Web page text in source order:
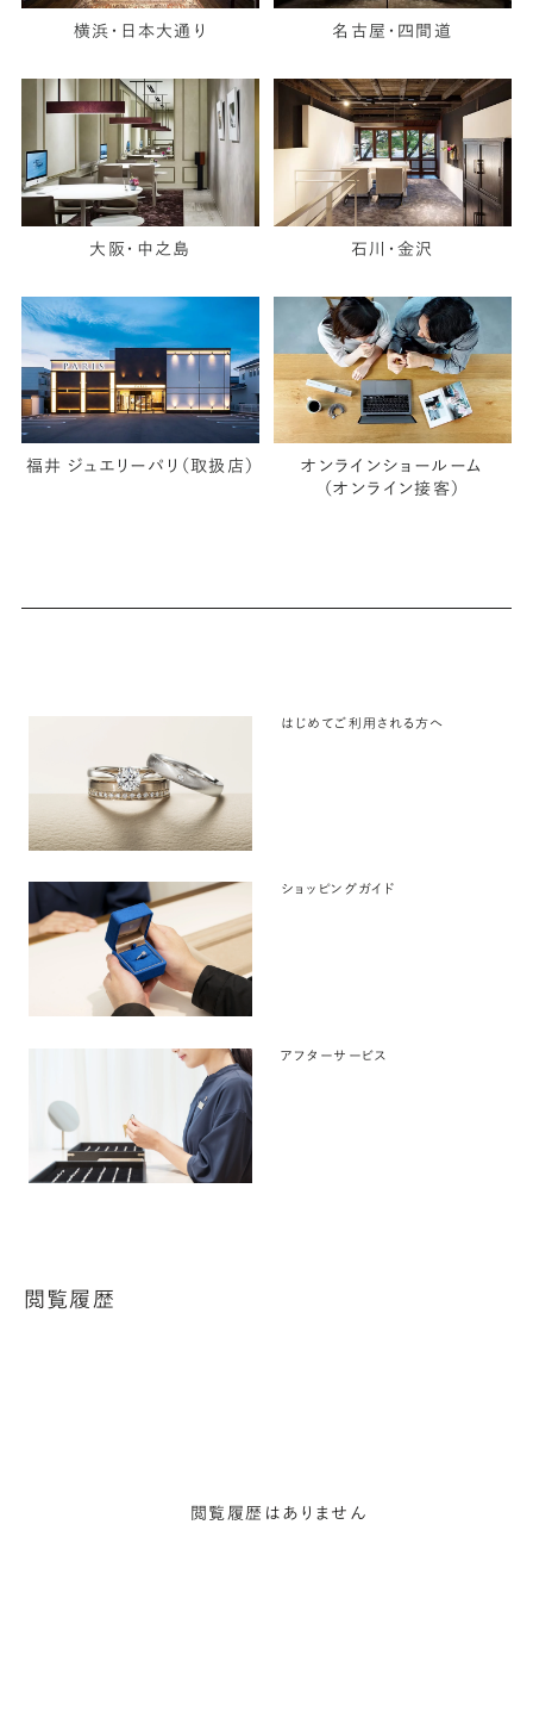
横浜・日本大通り 名古屋・四間道
大阪・中之島 石川・金沢
福井 ジュエリーパリ（取扱店）
オンラインショールーム
（オンライン接客）
はじめてご利用される方へ
ショッピングガイド
アフターサービス
閲覧履歴
閲覧履歴はありません